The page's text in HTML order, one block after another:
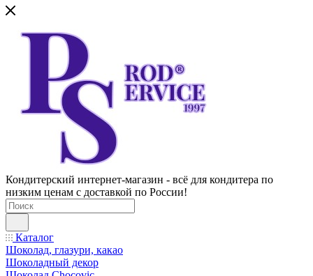
Кондитерский интернет-магазин - всё для кондитера по
низким ценам с доставкой по России!
Каталог
Шоколад, глазури, какао
Шоколадный декор